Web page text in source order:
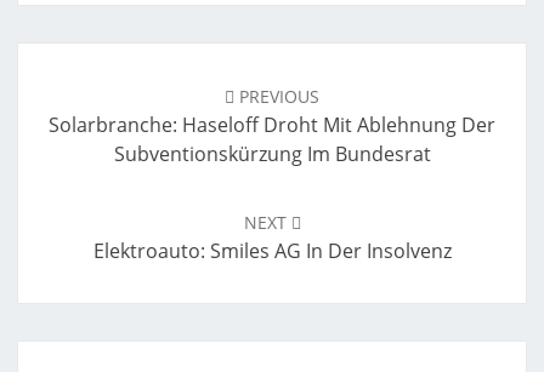
PREVIOUS
Solarbranche: Haseloff Droht Mit Ablehnung Der
Subventionskürzung Im Bundesrat
NEXT
Elektroauto: Smiles AG In Der Insolvenz